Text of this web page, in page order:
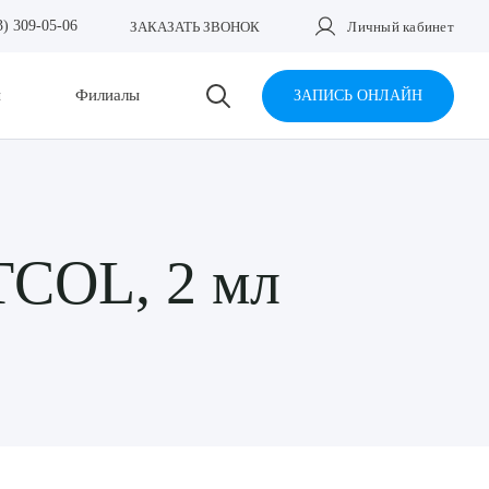
309-05-06 ЗАКАЗАТЬ ЗВОНОК Личный кабинет
Филиалы ЗАПИСЬ ОНЛАЙН
2 мл